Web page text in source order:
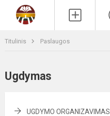
Titulinis Paslaugos
Ugdymas
UGDYMO ORGANIZAVIMAS